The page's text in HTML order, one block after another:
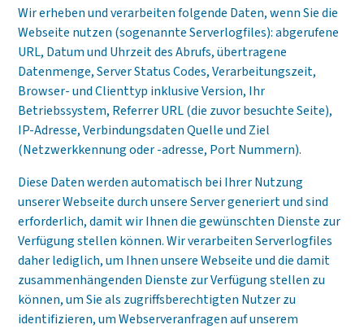
Wir erheben und verarbeiten folgende Daten, wenn Sie die
Webseite nutzen (sogenannte Serverlogfiles): abgerufene
URL, Datum und Uhrzeit des Abrufs, übertragene
Datenmenge, Server Status Codes, Verarbeitungszeit,
Browser- und Clienttyp inklusive Version, Ihr
Betriebssystem, Referrer URL (die zuvor besuchte Seite),
IP-Adresse, Verbindungsdaten Quelle und Ziel
(Netzwerkkennung oder -adresse, Port Nummern).
Diese Daten werden automatisch bei Ihrer Nutzung
unserer Webseite durch unsere Server generiert und sind
erforderlich, damit wir Ihnen die gewünschten Dienste zur
Verfügung stellen können. Wir verarbeiten Serverlogfiles
daher lediglich, um Ihnen unsere Webseite und die damit
zusammenhängenden Dienste zur Verfügung stellen zu
können, um Sie als zugriffsberechtigten Nutzer zu
identifizieren, um Webserveranfragen auf unserem